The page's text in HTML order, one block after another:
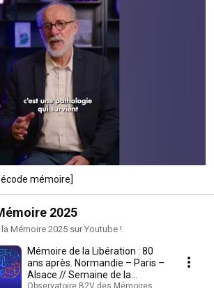
mémoire]
2025
Mémoire 2025 sur Youtube !
Mémoire de la Libération : 80
ans après. Normandie – Paris –
Alsace // Semaine de la
Observatoire B2V des Mémoires